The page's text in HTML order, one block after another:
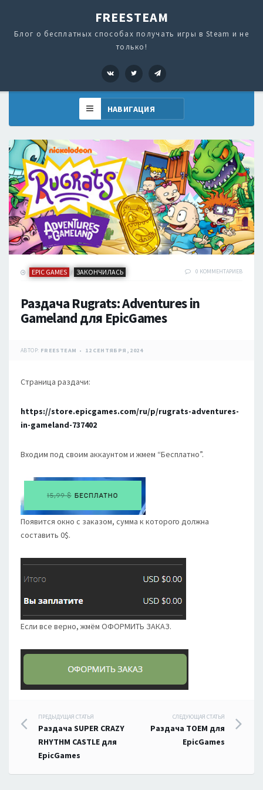
FREESTEAM
Блог о бесплатных способах получать игры в Steam и не
только!
VK Twitter
EPIC GAMES / ЗАКОНЧИЛАСЬ 0 КОММЕНТАРИЕВ
Раздача Rugrats: Adventures in
Gameland для EpicGames
АВТОР: FREESTEAM 12 СЕНТЯБРЯ, 2024
Страница раздачи:
https://store.epicgames.com/ru/p/rugrats-adventures-
in-gameland-737402
Входим под своим аккаунтом и жмем “Бесплатно”.
Появится окно с заказом, сумма к которого должна
составить 0$.
Если все верно, жмём ОФОРМИТЬ ЗАКАЗ.
Навигация
по
записям
ПРЕДЫДУЩАЯ СТАТЬЯ
Раздача SUPER CRAZY
RHYTHM CASTLE для
EpicGames
СЛЕДУЮЩАЯ СТАТЬЯ
Раздача TOEM для
EpicGames